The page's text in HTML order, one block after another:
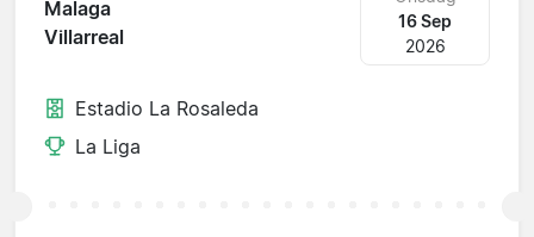
Malaga
Villarreal
16 Sep
2026
Estadio La Rosaleda
La Liga